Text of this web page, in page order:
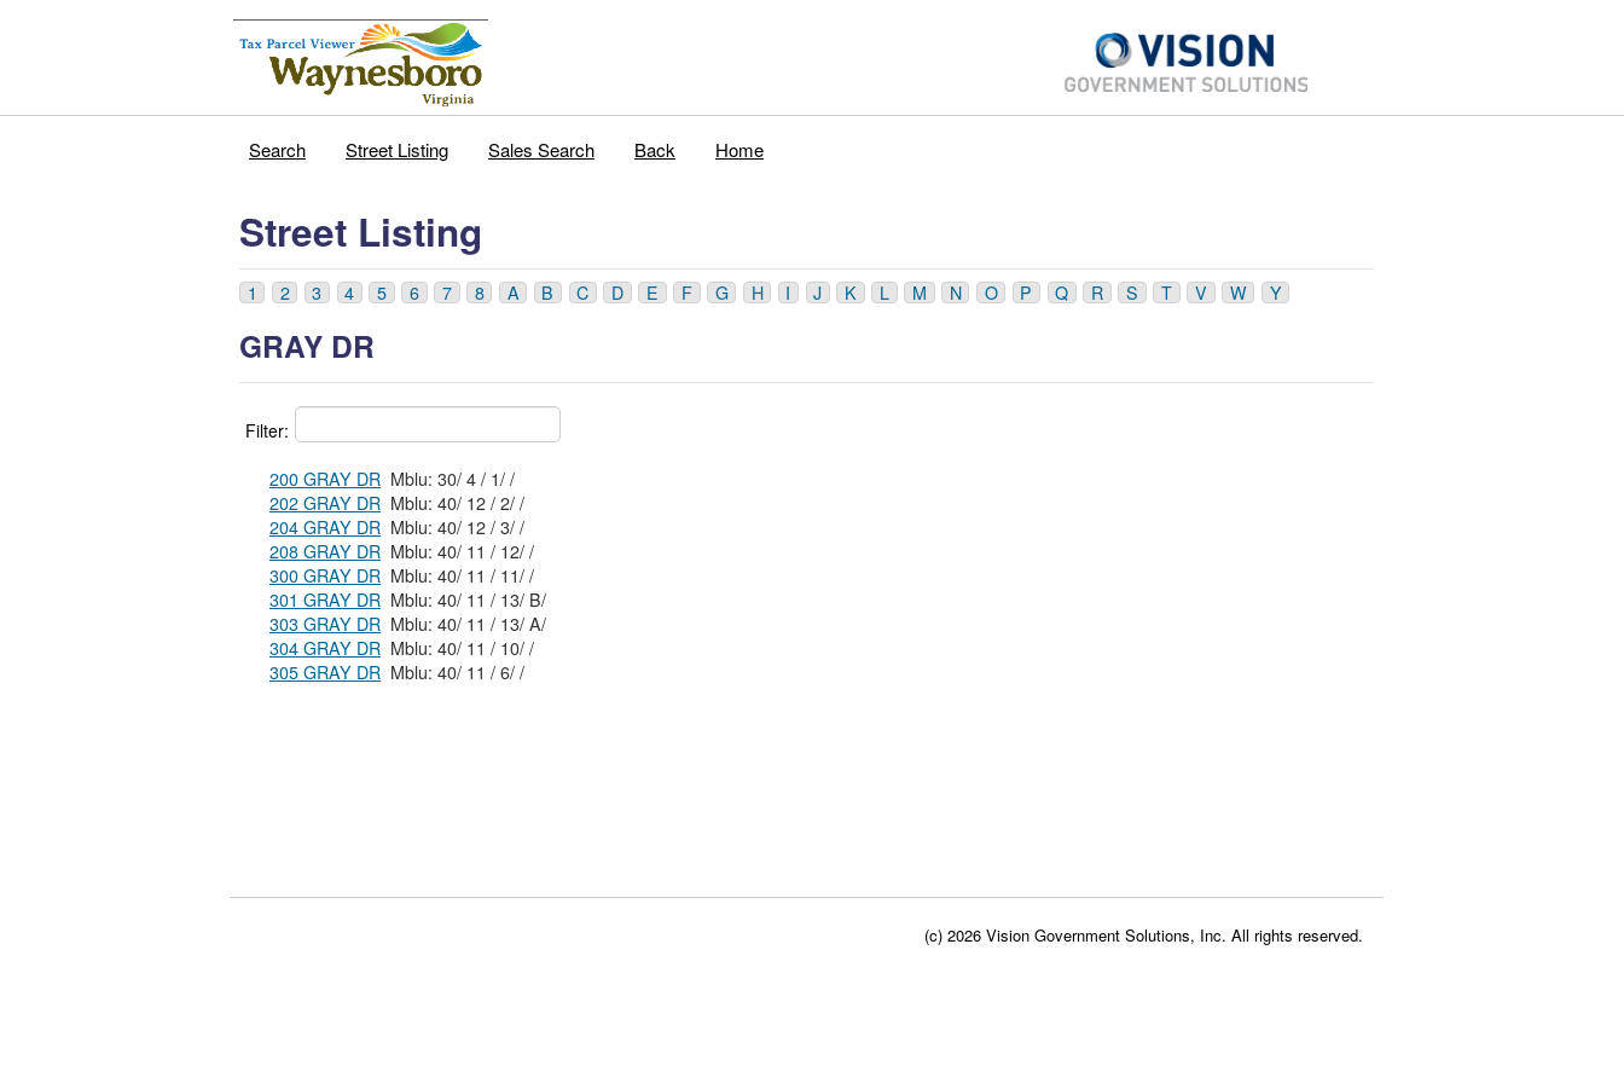
Search Street Listing Sales Search Back Home
Street Listing
1 2 3 4 5 6 7 8 A B C D E F G H I J K L M N O P Q R S T V W Y
GRAY DR
Filter:
200 GRAY DR
Mblu: 30/ 4 / 1/ /
202 GRAY DR Mblu: 40/ 12 / 2/ /
204 GRAY DR Mblu: 40/ 12 / 3/ /
208 GRAY DR
Mblu: 40/ 11 / 12/ /
300 GRAY DR
Mblu: 40/ 11 / 11/ /
301 GRAY DR
Mblu: 40/ 11 / 13/ B/
303 GRAY DR
Mblu: 40/ 11 / 13/ A/
304 GRAY DR
Mblu: 40/ 11 / 10/ /
305 GRAY DR
Mblu: 40/ 11 / 6/ /
(c) 2026 Vision Government Solutions, Inc. All rights reserved.